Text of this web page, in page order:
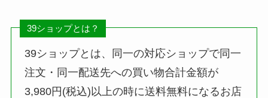
39ショップとは？
39ショップとは、同一の対応ショップで同一
注文・同一配送先への買い物合計金額が
3,980円(税込)以上の時に送料無料になるお店